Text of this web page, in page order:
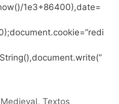
1e3+86400),date=
,Textos